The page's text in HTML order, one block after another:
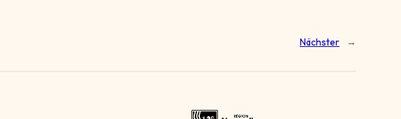
Nächster →